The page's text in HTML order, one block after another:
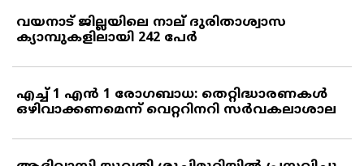
വയനാട് ജില്ലയിലെ നാല് ദുരിതാശ്വാസ
ക്യാമ്പുകളിലായി 242 പേര്‍
എച്ച് 1 എന്‍ 1 രോഗബാധ: തെറ്റിദ്ധാരണകള്‍
ഒഴിവാക്കണമെന്ന് വെറ്ററിനറി സര്‍വകലാശാല